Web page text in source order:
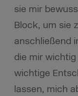
sie mir
Block, um sie
anschließend
die mir
wichtige
lassen, mich